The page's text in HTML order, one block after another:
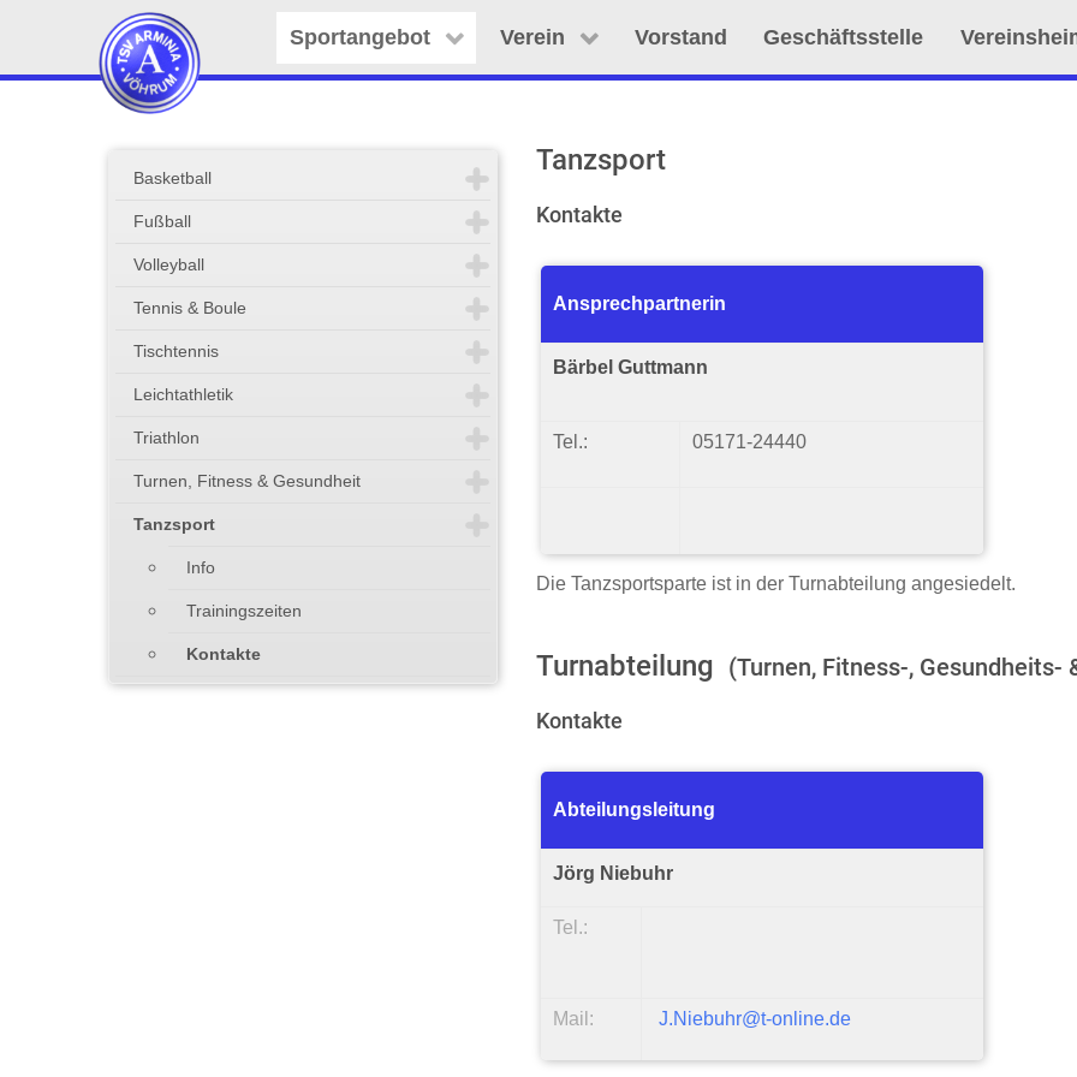
Sportangebot Verein Vorstand Geschäftsstelle
Basketball
Fußball
Volleyball
Tennis & Boule
Tischtennis
Leichtathletik
Triathlon
Turnen, Fitness & Gesundheit
Tanzsport
Info
Trainingszeiten
Kontakte
Tanzsport
Kontakte
Ansprechpartnerin
Bärbel Guttmann
Tel.: 05171-24440
Die Tanzsportsparte ist in der Turnabteilung angesiedelt.
Turnabteilung (Turnen, Fitness-, Gesundheits-
Kontakte
Abteilungsleitung
Jörg Niebuhr
Tel.:
Mail: J.Niebuhr@t-online.de